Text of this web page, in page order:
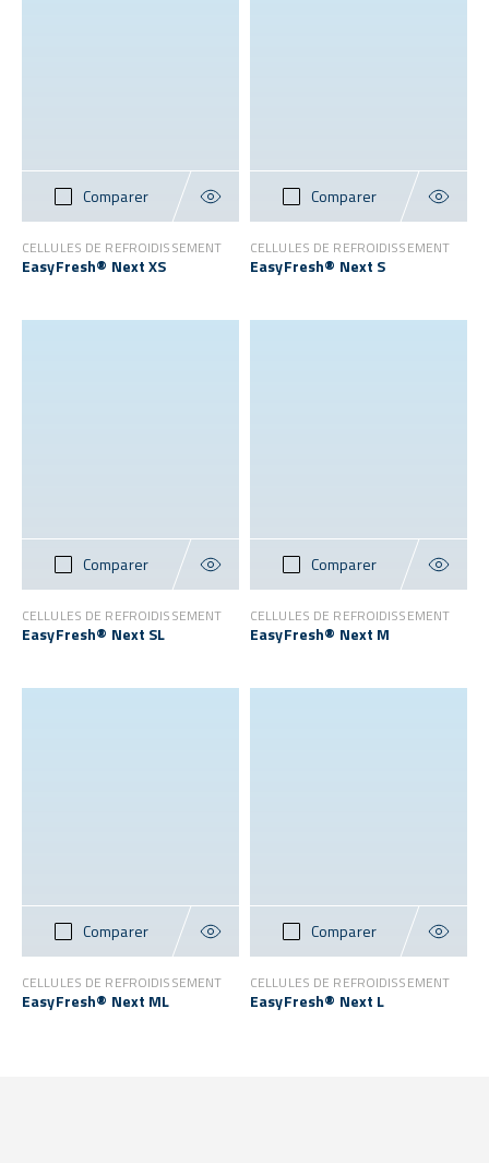
Comparer
CELLULES DE REFROIDISSEMENT
EasyFresh® Next XS
Comparer
CELLULES DE REFROIDISSEMENT
EasyFresh® Next S
Comparer
CELLULES DE REFROIDISSEMENT
EasyFresh® Next SL
Comparer
CELLULES DE REFROIDISSEMENT
EasyFresh® Next M
Comparer
CELLULES DE REFROIDISSEMENT
EasyFresh® Next ML
Comparer
CELLULES DE REFROIDISSEMENT
EasyFresh® Next L